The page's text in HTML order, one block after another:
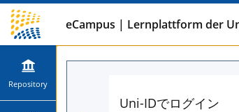
eCampus | Lernplattform der
Repository
Uni-IDでログイン